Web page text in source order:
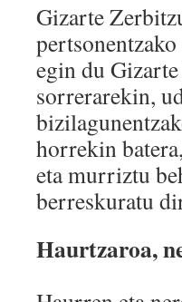
Gizarte
egin du
sorrerarekin,
horrekin
eta murriztu
berreskuratu